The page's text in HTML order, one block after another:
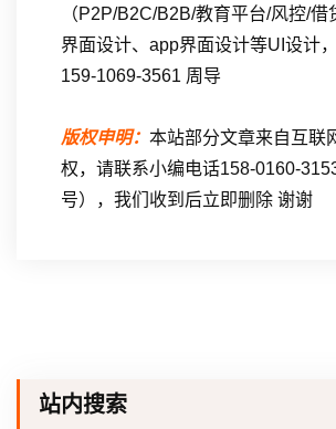
（P2P/B2C/B2B/教育平台/风控/
界面设计、app界面设计等UI设计
159-1069-3561 周导
版权申明： 本站部分文章来自互联
权，请联系小编电话158-0160-
号），我们收到后立即删除 谢谢
站内搜索